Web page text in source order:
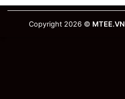
Copyright 2026 © MTEE.VN